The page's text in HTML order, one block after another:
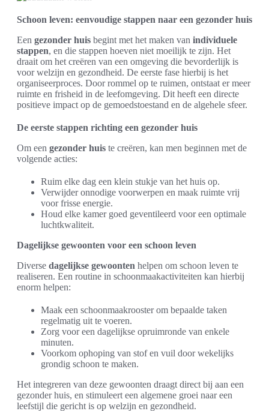
Schoon leven: eenvoudige stappen naar een gezonder huis
Een gezonder huis begint met het maken van individuele
stappen, en die stappen hoeven niet moeilijk te zijn. Het
draait om het creëren van een omgeving die bevorderlijk is
voor welzijn en gezondheid. De eerste fase hierbij is het
organiseerproces. Door rommel op te ruimen, ontstaat er meer
ruimte en frisheid in de leefomgeving. Dit heeft een directe
positieve impact op de gemoedstoestand en de algehele sfeer.
De eerste stappen richting een gezonder huis
Om een gezonder huis te creëren, kan men beginnen met de
volgende acties:
Ruim elke dag een klein stukje van het huis op.
Verwijder onnodige voorwerpen en maak ruimte vrij
voor frisse energie.
Houd elke kamer goed geventileerd voor een optimale
luchtkwaliteit.
Dagelijkse gewoonten voor een schoon leven
Diverse dagelijkse gewoonten helpen om schoon leven te
realiseren. Een routine in schoonmaakactiviteiten kan hierbij
enorm helpen:
Maak een schoonmaakrooster om bepaalde taken
regelmatig uit te voeren.
Zorg voor een dagelijkse opruimronde van enkele
minuten.
Voorkom ophoping van stof en vuil door wekelijks
grondig schoon te maken.
Het integreren van deze gewoonten draagt direct bij aan een
gezonder huis, en stimuleert een algemene groei naar een
leefstijl die gericht is op welzijn en gezondheid.